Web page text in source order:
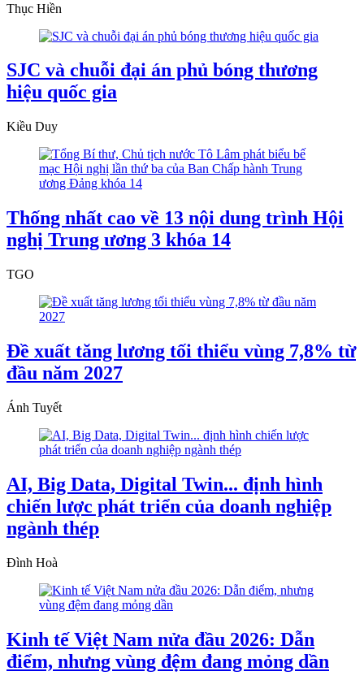
Thục Hiền
SJC và chuỗi đại án phủ bóng thương
hiệu quốc gia
Kiều Duy
Thống nhất cao về 13 nội dung trình Hội
nghị Trung ương 3 khóa 14
TGO
Đề xuất tăng lương tối thiểu vùng 7,8% từ
đầu năm 2027
Ánh Tuyết
AI, Big Data, Digital Twin... định hình
chiến lược phát triển của doanh nghiệp
ngành thép
Đình Hoà
Kinh tế Việt Nam nửa đầu 2026: Dẫn
điểm, nhưng vùng đệm đang mỏng dần